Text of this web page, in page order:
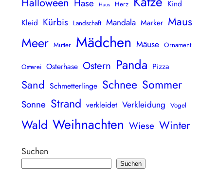
Hase Haus Herz
Kind
Kleid Kürbis Landschaft Mandala Marker Maus
Meer Mutter Mädchen Mäuse Ornament
Osterei Osterhase Ostern Panda Pizza
Sand Schmetterlinge Schnee Sommer
Sonne Strand verkleidet Verkleidung Vogel
Wald Weihnachten Wiese Winter
Suchen
Suchen